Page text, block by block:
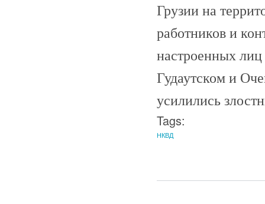
Грузии на
работников и
настроенных лиц
Гудаутском и
усилились
Tags:
НКВД